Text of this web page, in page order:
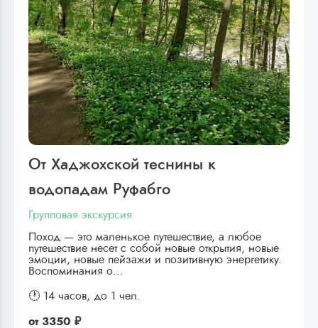
От Хаджохской теснины к
водопадам Руфабго
Групповая экскурсия
Поход — это маленькое путешествие, а любое
путешествие несет с собой новые открытия, новые
эмоции, новые пейзажи и позитивную энергетику.
Воспоминания о…
🕐 14 часов, до 1 чел.
от 3350 ₽